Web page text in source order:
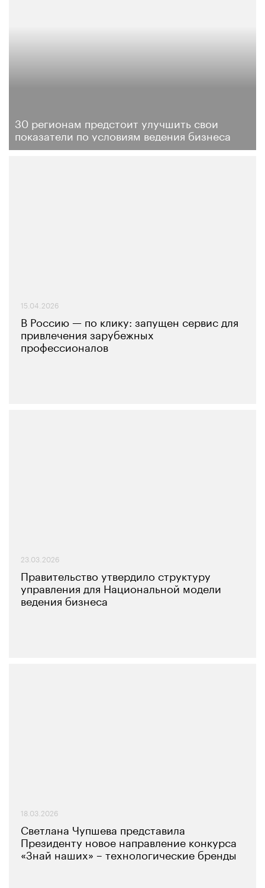
30 регионам предстоит улучшить свои
показатели по условиям ведения бизнеса
15.04.2026
В Россию — по клику: запущен сервис для
привлечения зарубежных
профессионалов
23.03.2026
Правительство утвердило структуру
управления для Национальной модели
ведения бизнеса
18.03.2026
Светлана Чупшева представила
Президенту новое направление конкурса
«Знай наших» – технологические бренды